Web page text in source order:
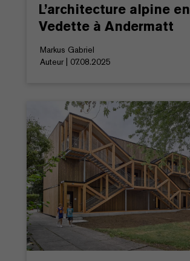
L’architecture alpine en
Vedette à Andermatt
Markus Gabriel
Auteur | 07.08.2025